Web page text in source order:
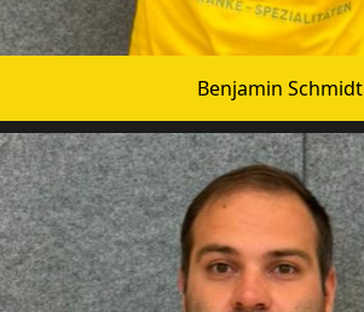
Benjamin Schmidt